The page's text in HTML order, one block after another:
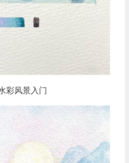
彩风景入门